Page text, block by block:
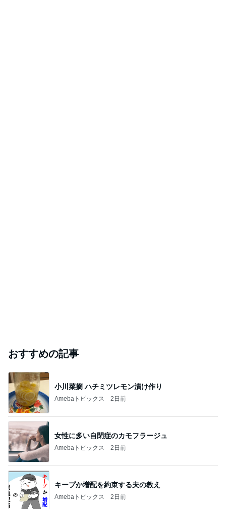
おすすめの記事
小川菜摘 ハチミツレモン漬け作り
Amebaトピックス 2日前
女性に多い自閉症のカモフラージュ
Amebaトピックス 2日前
キープか増配を約束する夫の教え
Amebaトピックス 2日前